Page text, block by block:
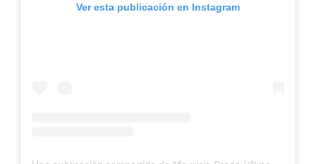
Ver esta publicación en Instagram